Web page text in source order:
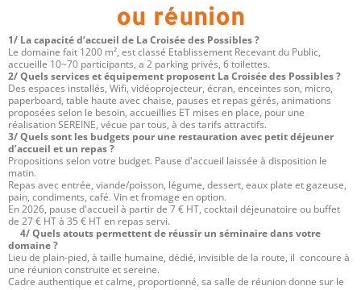
ou réunion
1/ La capacité d’accueil de La Croisée des Possibles ?
Le domaine fait 1200 m², est classé Etablissement Recevant du Public,
accueille 10~70 participants, a 2 parking privés, 6 toilettes.
2/ Quels services et équipement proposent La Croisée des Possibles ?
Des espaces installés, Wifi, vidéoprojecteur, écran, enceintes son, micro,
paperboard, table haute avec chaise, pauses et repas gérés, animations
proposées selon le besoin, accueillies ET mises en place, pour une
réalisation SEREINE, vécue par tous, à des tarifs attractifs.
3/ Quels sont les budgets pour une restauration avec petit déjeuner
d’accueil et un repas ?
Propositions selon votre budget. Pause d'accueil laissée à disposition le
matin.
Repas avec entrée, viande/poisson, légume, dessert, eaux plate et gazeuse,
pain, condiments, café. Vin et fromage en option.
En 2026, pause d'accueil à partir de 7 € HT, cocktail déjeunatoire ou buffet
de 27 € HT à 35 € HT en repas servi.
4/ Quels atouts permettent de réussir un séminaire dans votre
domaine ?
Lieu de plain-pied, à taille humaine, dédié, invisible de la route, il concoure à
une réunion construite et sereine.
Cadre authentique et calme, proportionné, sa salle de réunion donne sur le